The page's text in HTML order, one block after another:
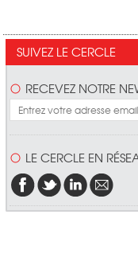
SUIVEZ LE CERCLE
RECEVEZ NOTRE
LE CERCLE EN